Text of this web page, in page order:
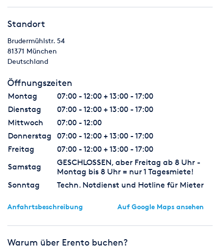
Standort
Brudermühlstr. 54
81371 München
Deutschland
Öffnungszeiten
Montag
07:00 - 12:00 + 13:00 - 17:00
Dienstag
07:00 - 12:00 + 13:00 - 17:00
Mittwoch
07:00 - 12:00
Donnerstag
07:00 - 12:00 + 13:00 - 17:00
Freitag
07:00 - 12:00 + 13:00 - 17:00
Samstag
GESCHLOSSEN, aber Freitag ab 8 Uhr -
Montag bis 8 Uhr = nur 1 Tagesmiete!
Sonntag
Techn. Notdienst und Hotline für Mieter
Anfahrtsbeschreibung Auf Google Maps ansehen
Warum über Erento buchen?